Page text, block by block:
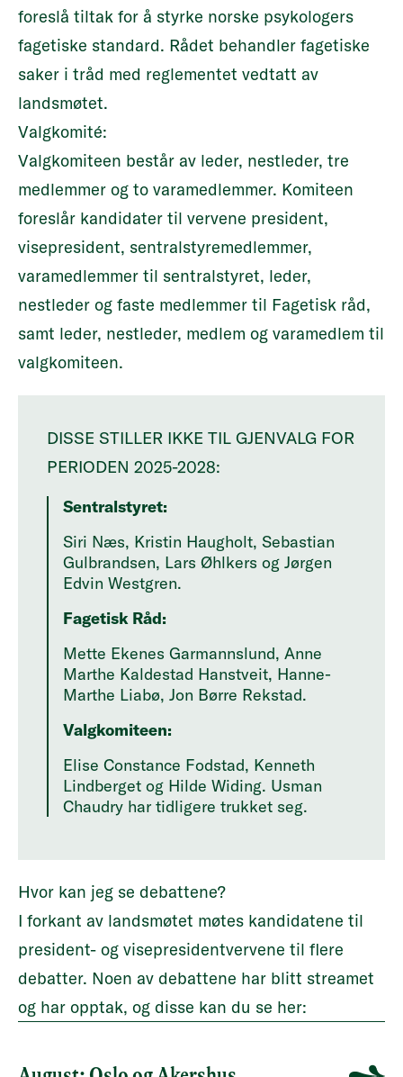
foreslå tiltak for å styrke norske psykologers
fagetiske standard. Rådet behandler fagetiske
saker i tråd med reglementet vedtatt av
landsmøtet.
Valgkomité:
Valgkomiteen består av leder, nestleder, tre
medlemmer og to varamedlemmer. Komiteen
foreslår kandidater til vervene president,
visepresident, sentralstyremedlemmer,
varamedlemmer til sentralstyret, leder,
nestleder og faste medlemmer til Fagetisk råd,
samt leder, nestleder, medlem og varamedlem til
valgkomiteen.
DISSE STILLER IKKE TIL GJENVALG FOR
PERIODEN 2025-2028:
Sentralstyret:
Siri Næs, Kristin Haugholt, Sebastian
Gulbrandsen, Lars Øhlkers og Jørgen
Edvin Westgren.
Fagetisk Råd:
Mette Ekenes Garmannslund, Anne
Marthe Kaldestad Hanstveit, Hanne-
Marthe Liabø, Jon Børre Rekstad.
Valgkomiteen:
Elise Constance Fodstad, Kenneth
Lindberget og Hilde Widing. Usman
Chaudry har tidligere trukket seg.
Hvor kan jeg se debattene?
I forkant av landsmøtet møtes kandidatene til
president- og visepresidentvervene til flere
debatter. Noen av debattene har blitt streamet
og har opptak, og disse kan du se her: